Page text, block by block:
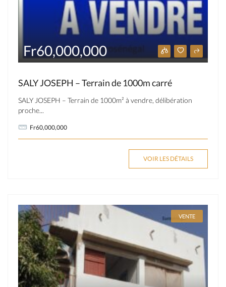
Fr60,000,000
SALY JOSEPH – Terrain de 1000m carré
SALY JOSEPH – Terrain de 1000m² à vendre, délibération
proche...
Fr60,000,000
VOIR LES DÉTAILS
VENTE